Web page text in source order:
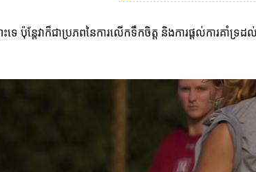
ទេ ប៉ុន្តែវាក៏ជាប្រភព​នៃការលើកទឹកចិត្ត និងការផ្តល់ការគ